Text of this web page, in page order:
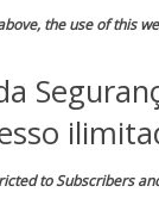
the use of this
to Subscribers